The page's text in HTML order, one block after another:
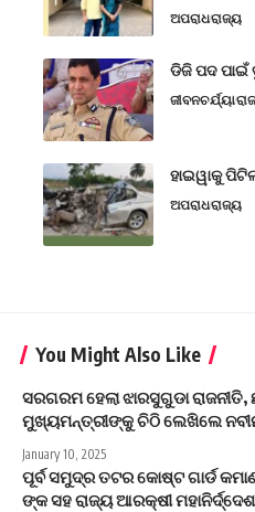
ଅପରାଧରାଜ୍ୟ
ଡିଜି ପଦ
ଜୀବନଚର୍ଯ୍ୟା
ହାଇୱାକୁ
ଅପରାଧରାଜ୍ୟ
You Might Also Like
ସରଗରମ ହେଲା ଝାରସୁଗୁଡା
ମୁଖ୍ୟମନ୍ତ୍ରୀଙ୍କୁ ଚିଠି ଲେଖିଲେ
January 10, 2025
ପୂର୍ବ ସମୁଦ୍ର ତଟର କୋଷ୍ଟ ଗାର୍ଡ
ଙ୍କ ସହ ରାଜ୍ୟ ଆରକ୍ଷୀ